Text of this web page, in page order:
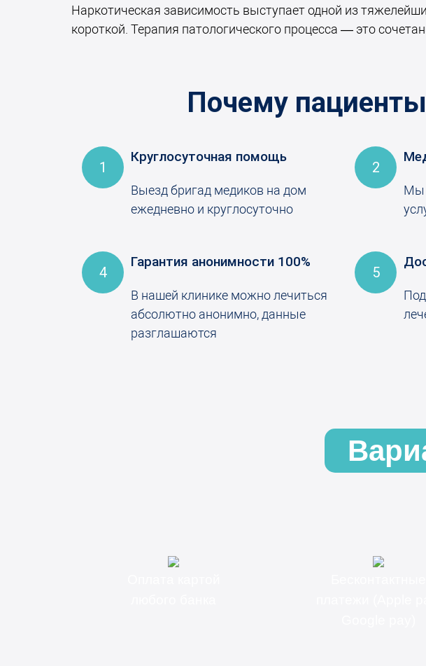
Наркотическая зависимость выступает одной из
короткой. Терапия патологического процесса — это
Почему
1
Круглосуточная помощь
Выезд бригад медиков на дом
ежедневно и круглосуточно
2
Мы
4
Гарантия анонимности 100%
В нашей клинике можно лечиться
абсолютно анонимно, данные
разглашаются
5